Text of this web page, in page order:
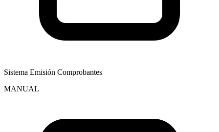
Sistema Emisión Comprobantes
MANUAL